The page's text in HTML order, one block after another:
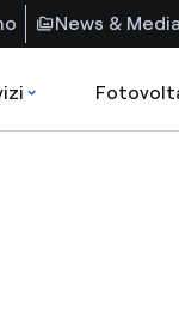
News & Media